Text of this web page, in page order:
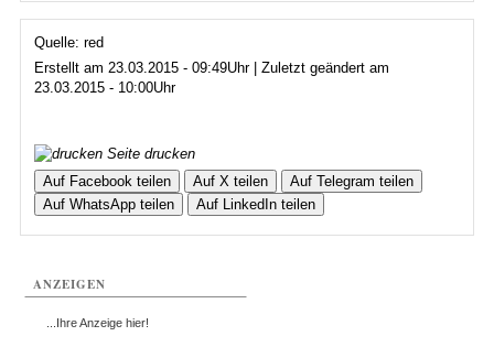
Quelle: red
Erstellt am 23.03.2015 - 09:49Uhr | Zuletzt geändert am
23.03.2015 - 10:00Uhr
Seite drucken
Auf Facebook teilen
Auf X teilen
Auf Telegram teilen
Auf WhatsApp teilen
Auf LinkedIn teilen
ANZEIGEN
...Ihre Anzeige hier!